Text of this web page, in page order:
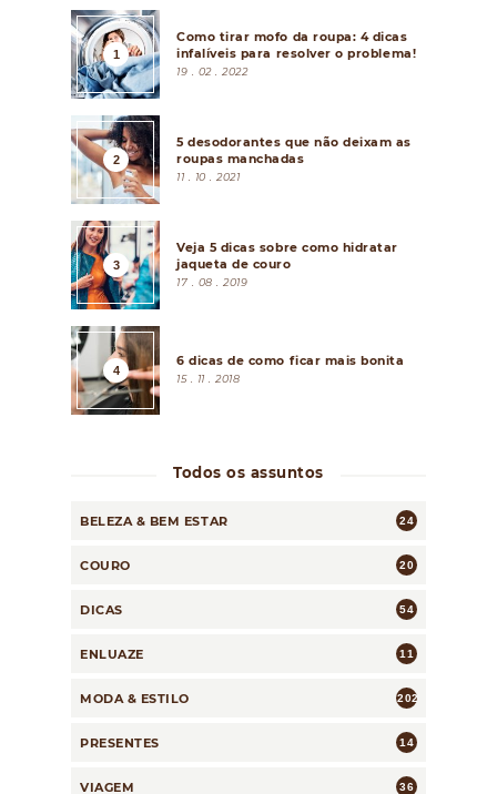
Como tirar mofo da roupa: 4 dicas
infalíveis para resolver o problema!
19 . 02 . 2022
5 desodorantes que não deixam as
roupas manchadas
11 . 10 . 2021
Veja 5 dicas sobre como hidratar
jaqueta de couro
17 . 08 . 2019
6 dicas de como ficar mais bonita
15 . 11 . 2018
Todos os assuntos
BELEZA & BEM ESTAR 24
COURO 20
DICAS 54
ENLUAZE 11
MODA & ESTILO 202
PRESENTES 14
VIAGEM 36